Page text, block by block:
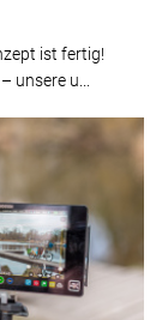
ist fertig!
u...